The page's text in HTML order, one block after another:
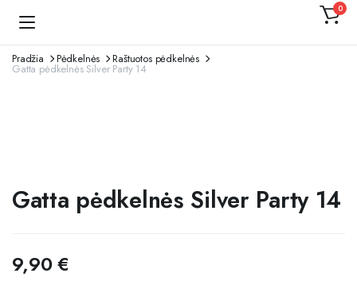
0
Pradžia Pėdkelnės Raštuotos pėdkelnės
Gatta pėdkelnės Silver Party 14
Gatta pėdkelnės Silver Party 14
9,90€